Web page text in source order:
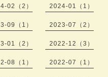
02（2） 2024-01（1）
09（1） 2023-07（2）
01（2） 2022-12（3）
08（1） 2022-07（1）